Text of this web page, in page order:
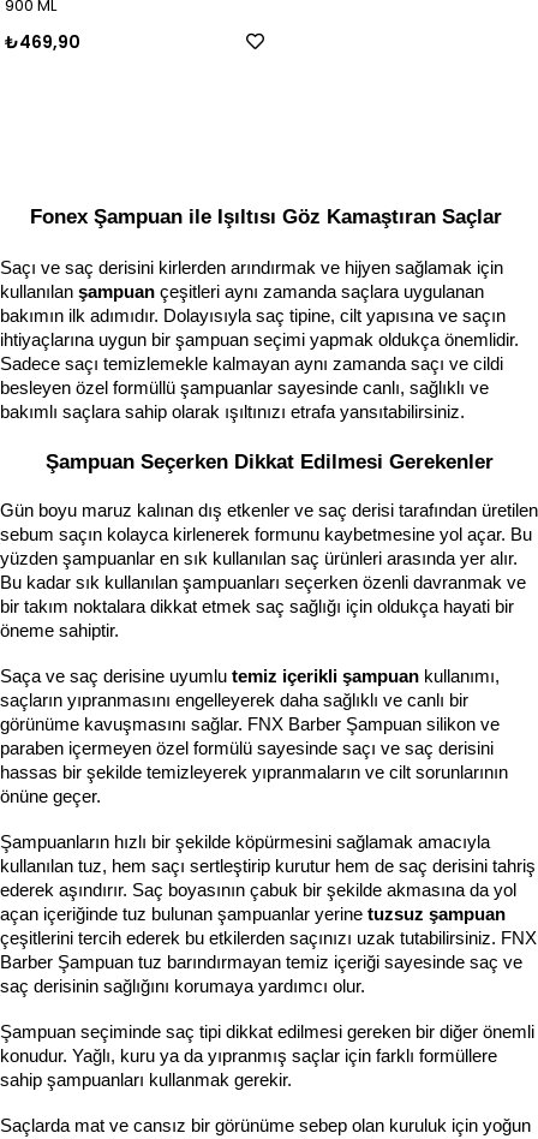
900 ML
₺469,90
Fonex Şampuan ile Işıltısı Göz Kamaştıran Saçlar
Saçı ve saç derisini kirlerden arındırmak ve hijyen sağlamak için
kullanılan şampuan çeşitleri aynı zamanda saçlara uygulanan
bakımın ilk adımıdır. Dolayısıyla saç tipine, cilt yapısına ve saçın
ihtiyaçlarına uygun bir şampuan seçimi yapmak oldukça önemlidir.
Sadece saçı temizlemekle kalmayan aynı zamanda saçı ve cildi
besleyen özel formüllü şampuanlar sayesinde canlı, sağlıklı ve
bakımlı saçlara sahip olarak ışıltınızı etrafa yansıtabilirsiniz.
Şampuan Seçerken Dikkat Edilmesi Gerekenler
Gün boyu maruz kalınan dış etkenler ve saç derisi tarafından üretilen
sebum saçın kolayca kirlenerek formunu kaybetmesine yol açar. Bu
yüzden şampuanlar en sık kullanılan saç ürünleri arasında yer alır.
Bu kadar sık kullanılan şampuanları seçerken özenli davranmak ve
bir takım noktalara dikkat etmek saç sağlığı için oldukça hayati bir
öneme sahiptir.
Saça ve saç derisine uyumlu temiz içerikli şampuan kullanımı,
saçların yıpranmasını engelleyerek daha sağlıklı ve canlı bir
görünüme kavuşmasını sağlar. FNX Barber Şampuan silikon ve
paraben içermeyen özel formülü sayesinde saçı ve saç derisini
hassas bir şekilde temizleyerek yıpranmaların ve cilt sorunlarının
önüne geçer.
Şampuanların hızlı bir şekilde köpürmesini sağlamak amacıyla
kullanılan tuz, hem saçı sertleştirip kurutur hem de saç derisini tahriş
ederek aşındırır. Saç boyasının çabuk bir şekilde akmasına da yol
açan içeriğinde tuz bulunan şampuanlar yerine
çeşitlerini tercih ederek bu etkilerden saçınızı uzak tutabilirsiniz. FNX
Barber Şampuan tuz barındırmayan temiz içeriği sayesinde saç ve
saç derisinin sağlığını korumaya yardımcı olur.
Şampuan seçiminde saç tipi dikkat edilmesi gereken bir diğer önemli
konudur. Yağlı, kuru ya da yıpranmış saçlar için farklı formüllere
sahip şampuanları kullanmak gerekir.
Saçlarda mat ve cansız bir görünüme sebep olan kuruluk için yoğun